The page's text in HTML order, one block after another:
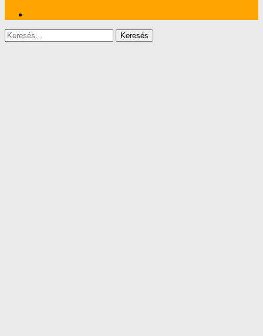
Keresés: